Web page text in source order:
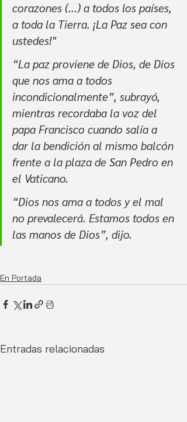
corazones (...) a todos los países,
a toda la Tierra. ¡La Paz sea con
ustedes!"
“La paz proviene de Dios, de Dios
que nos ama a todos
incondicionalmente”, subrayó,
mientras recordaba la voz del
papa Francisco cuando salía a
dar la bendición al mismo balcón
frente a la plaza de San Pedro en
el Vaticano.
“Dios nos ama a todos y el mal
no prevalecerá. Estamos todos en
las manos de Dios”, dijo.
En Portada
Entradas relacionadas